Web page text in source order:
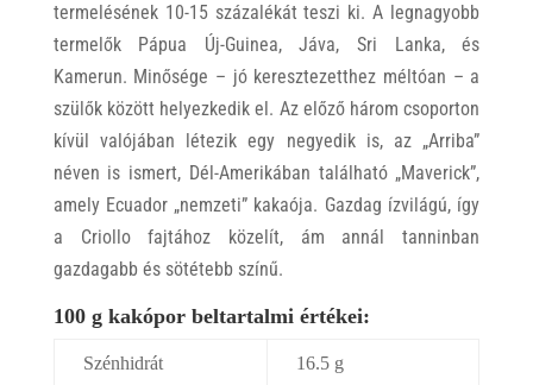
termelésének 10-15 százalékát teszi ki. A legnagyobb
termelők Pápua Új-Guinea, Jáva, Sri Lanka, és
Kamerun. Minősége – jó keresztezetthez méltóan – a
szülők között helyezkedik el. Az előző három csoporton
kívül valójában létezik egy negyedik is, az „Arriba”
néven is ismert, Dél-Amerikában található „Maverick”,
amely Ecuador „nemzeti” kakaója. Gazdag ízvilágú, így
a Criollo fajtához közelít, ám annál tanninban
gazdagabb és sötétebb színű.
100 g kakópor beltartalmi értékei:
Szénhidrát 16.5 g